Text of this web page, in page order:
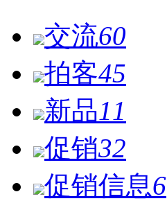
交流60
拍客45
新品11
促销32
促销信息6